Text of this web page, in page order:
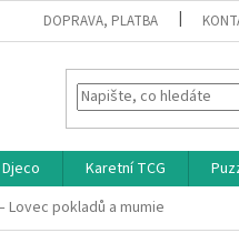
DOPRAVA, PLATBA
Djeco Karetní TCG
Lovec pokladů a mumie